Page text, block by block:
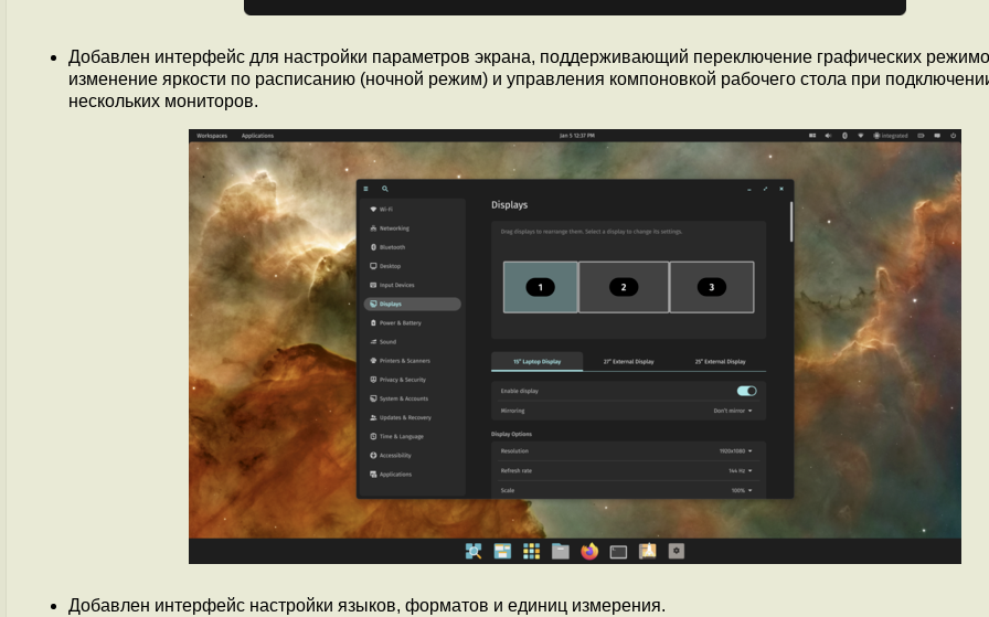
Добавлен интерфейс для настройки параметров экрана, поддерживающий переключение графических
изменение яркости по расписанию (ночной режим) и управления компоновкой рабочего стола при
нескольких мониторов.
Добавлен интерфейс настройки языков, форматов и единиц измерения.